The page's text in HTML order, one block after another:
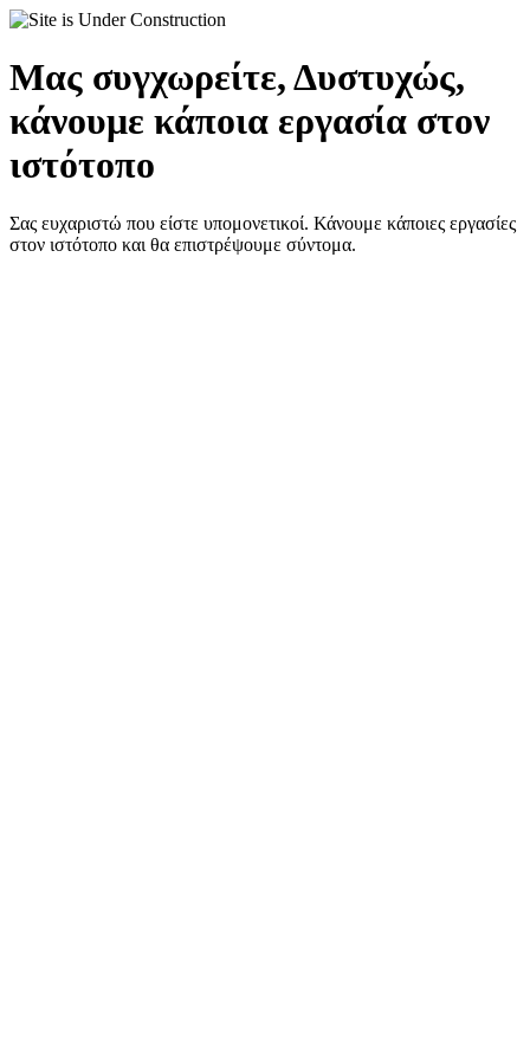
Μας συγχωρείτε, Δυστυχώς,
κάνουμε κάποια εργασία στον
ιστότοπο
Σας ευχαριστώ που είστε υπομονετικοί. Κάνουμε κάποιες εργασίες
στον ιστότοπο και θα επιστρέψουμε σύντομα.